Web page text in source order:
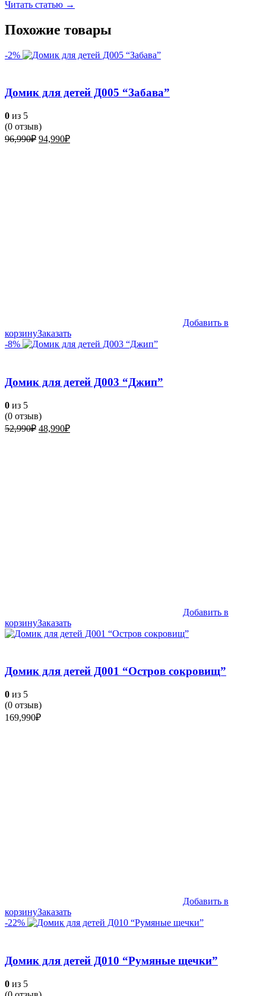
Читать статью →
Похожие товары
-2%
Домик для детей Д005 “Забава”
0 из 5
(0 отзыв)
96,990₽ Первоначальная
94,990₽Текущая
Добавить в
корзинуЗаказать
-8%
Домик для детей Д003 “Джип”
0 из 5
(0 отзыв)
52,990₽ Первоначальная
48,990₽Текущая
Добавить в
корзинуЗаказать
Домик для детей Д001 “Остров сокровищ”
0 из 5
(0 отзыв)
169,990₽
Добавить в
корзинуЗаказать
-22%
Домик для детей Д010 “Румяные щечки”
0 из 5